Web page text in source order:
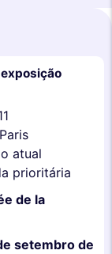
atual
prioritária
de la
setembro de